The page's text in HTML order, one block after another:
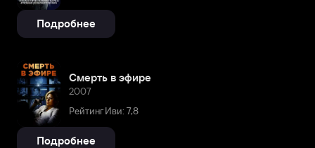
Подробнее
Смерть в эфире
2007
Рейтинг Иви: 7,8
Подробнее